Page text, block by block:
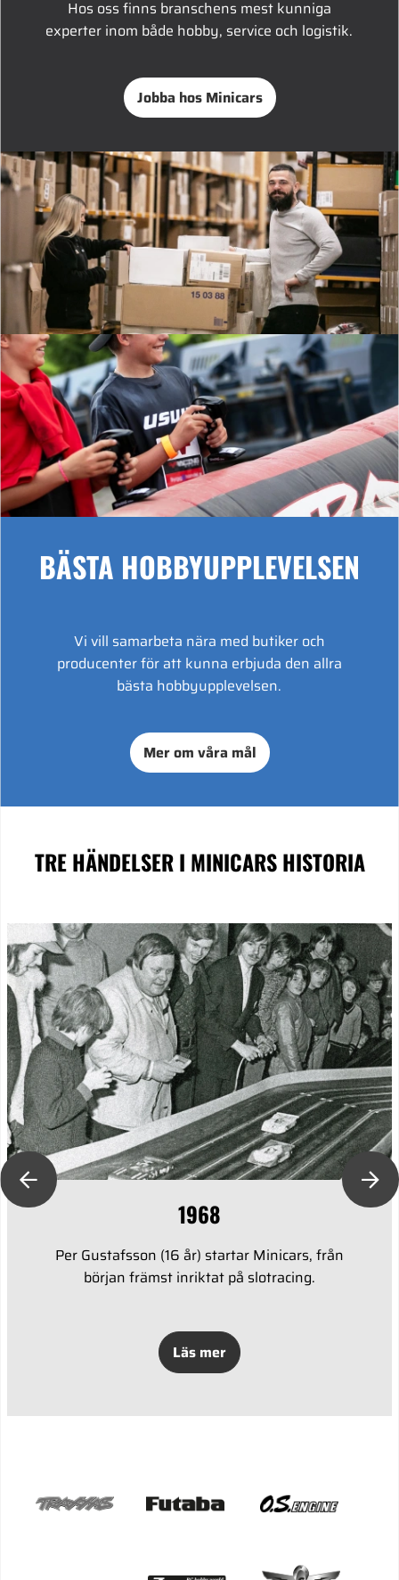
Hos oss finns branschens mest kunniga
experter inom både hobby, service och logistik.
Jobba hos Minicars
BÄSTA HOBBYUPPLEVELSEN
Vi vill samarbeta nära med butiker och
producenter för att kunna erbjuda den allra
bästa hobbyupplevelsen.
Mer om våra mål
TRE HÄNDELSERI MINICARS HISTORIA
1968
Per Gustafsson (16 år) startar Minicars, från
början främst inriktat på slotracing.
Läs mer